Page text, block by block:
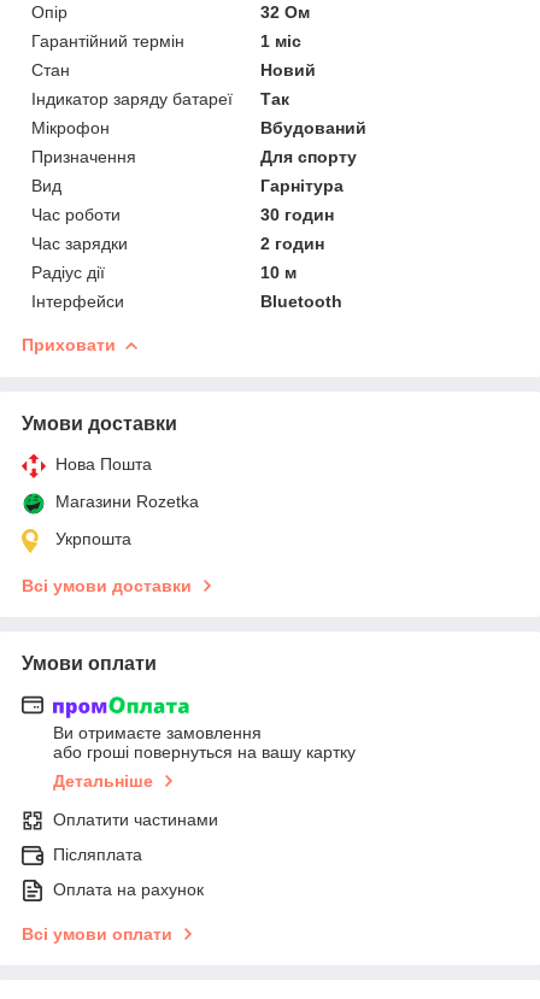
Опір
32 Ом
Гарантійний термін
1 міс
Стан
Новий
Індикатор заряду батареї
Так
Мікрофон
Вбудований
Призначення
Для спорту
Вид
Гарнітура
Час роботи
30 годин
Час зарядки
2 годин
Радіус дії
10 м
Інтерфейси
Bluetooth
Приховати
Умови доставки
Нова Пошта
Магазини Rozetka
Укрпошта
Всі умови доставки
Умови оплати
Ви отримаєте замовлення
або гроші повернуться на вашу картку
Детальніше
Оплатити частинами
Післяплата
Оплата на рахунок
Всі умови оплати